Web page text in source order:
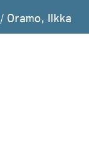
Oramo, Ilkka